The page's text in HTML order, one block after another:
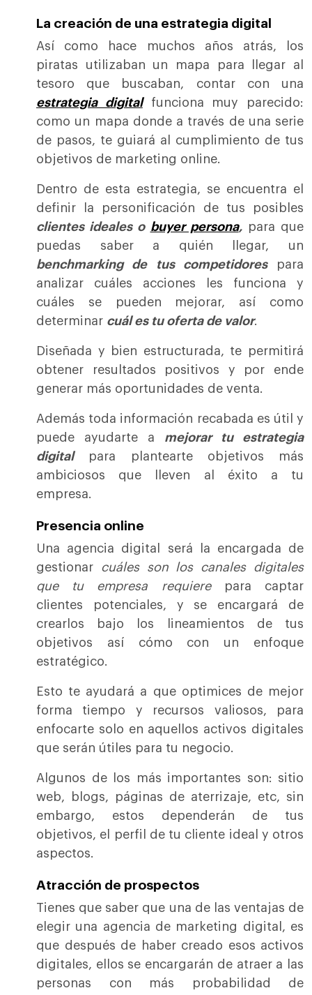
La creación de una estrategia digital
Así como hace muchos años atrás, los
piratas utilizaban un mapa para llegar al
tesoro que buscaban, contar con una
estrategia digitalfunciona muy parecido:
como un mapa donde a través de una serie
de pasos, te guiará al cumplimiento de tus
objetivos de marketing online.
Dentro de esta estrategia, se encuentra el
definir la personificación de tus posibles
clientes ideales o buyer persona,para que
puedas saber a quién llegar, un
benchmarking de tus competidorespara
analizar cuáles acciones les funciona y
cuáles se pueden mejorar, así como
determinar cuál es tu oferta de valor.
Diseñada y bien estructurada, te permitirá
obtener resultados positivos y por ende
generar más oportunidades de venta.
Además toda información recabada es útil y
puede ayudarte a mejorar tu estrategia
digitalpara plantearte objetivos más
ambiciosos que lleven al éxito a tu
empresa.
Presencia online
Una agencia digital será la encargada de
gestionar cuáles son los canales digitales
que tu empresa requiere
para captar
clientes potenciales, y se encargará de
crearlos bajo los lineamientos de tus
objetivos así cómo con un enfoque
estratégico.
Esto te ayudará a que optimices de mejor
forma tiempo y recursos valiosos, para
enfocarte solo en aquellos activos digitales
que serán útiles para tu negocio.
Algunos de los más importantes son: sitio
web, blogs, páginas de aterrizaje, etc, sin
embargo, estos dependerán de tus
objetivos, el perfil de tu cliente ideal y otros
aspectos.
Atracción de prospectos
Tienes que saber que una de las ventajas de
elegir una agencia de marketing digital , es
que después de haber creado esos activos
digitales, ellos se encargarán de atraer a las
personas con más probabilidad de